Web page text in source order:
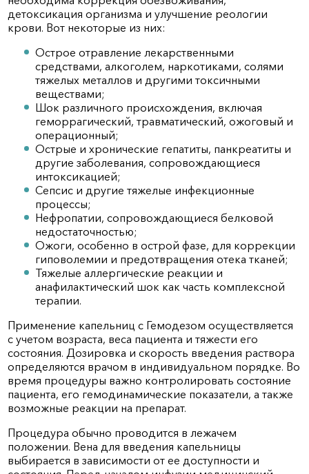
детоксикация организма и улучшение реологии
крови. Вот некоторые из них:
Острое отравление лекарственными
средствами, алкоголем, наркотиками, солями
тяжелых металлов и другими токсичными
веществами;
Шок различного происхождения, включая
геморрагический, травматический, ожоговый и
операционный;
Острые и хронические гепатиты, панкреатиты и
другие заболевания, сопровождающиеся
интоксикацией;
Сепсис и другие тяжелые инфекционные
процессы;
Нефропатии, сопровождающиеся белковой
недостаточностью;
Ожоги, особенно в острой фазе, для коррекции
гиповолемии и предотвращения отека тканей;
Тяжелые аллергические реакции и
анафилактический шок как часть комплексной
терапии.
Применение капельниц с Гемодезом осуществляется
с учетом возраста, веса пациента и тяжести его
состояния. Дозировка и скорость введения раствора
определяются врачом в индивидуальном порядке. Во
время процедуры важно контролировать состояние
пациента, его гемодинамические показатели, а также
возможные реакции на препарат.
Процедура обычно проводится в лежачем
положении. Вена для введения капельницы
выбирается в зависимости от ее доступности и